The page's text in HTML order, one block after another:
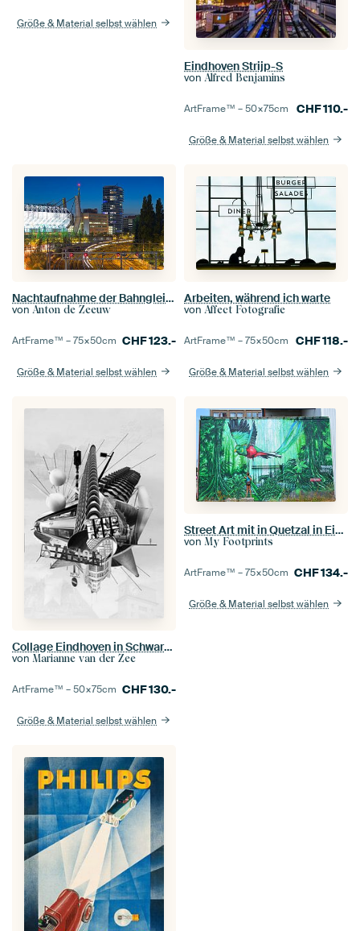
Größe & Material selbst wählen
Eindhoven Strijp-S
von Alfred Benjamins
ArtFrame™ –50×75cm CHF110.-
Größe & Material selbst wählen
Nachtaufnahme der Bahngleise, des PSV-Stadions und des Hartje New York-Gebäudes in Eindhoven
von Anton de Zeeuw
ArtFrame™ –75×50cm CHF123.-
Größe & Material selbst wählen
Arbeiten, während ich warte
von Affect Fotografie
ArtFrame™ –75×50cm CHF118.-
Größe & Material selbst wählen
Collage Eindhoven in Schwarz-Weiß
von Marianne van der Zee
ArtFrame™ –50×75cm CHF130.-
Größe & Material selbst wählen
Street Art mit in Quetzal in Eindhoven Nordbrabant
von My Footprints
ArtFrame™ –75×50cm CHF134.-
Größe & Material selbst wählen